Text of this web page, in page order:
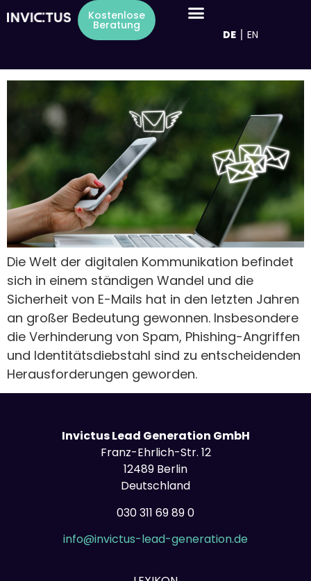
springen
Kostenlose
Beratung
DE EN
Schlagwort:DKIM
DKIM-Pflicht 2024: Ein Meilenstein der
Die Welt der digitalen Kommunikation befindet
sich in einem ständigen Wandel und die
Sicherheit von E-Mails hat in den letzten Jahren
an großer Bedeutung gewonnen. Insbesondere
die Verhinderung von Spam, Phishing-Angriffen
und Identitätsdiebstahl sind zu entscheidenden
Herausforderungen geworden.
Invictus Lead Generation GmbH
Franz-Ehrlich-Str. 12
12489 Berlin
Deutschland
030 311 69 89 0
info@invictus-lead-generation.de